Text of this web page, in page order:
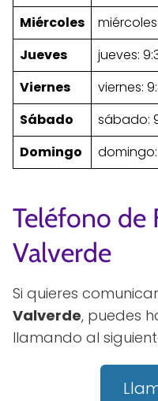
Miércoles
Jueves
jueves:
Viernes
viernes:
Sábado
sábado:
Domingo
Teléfono de
Valverde
Si quieres
Valverde, puedes
llamando al